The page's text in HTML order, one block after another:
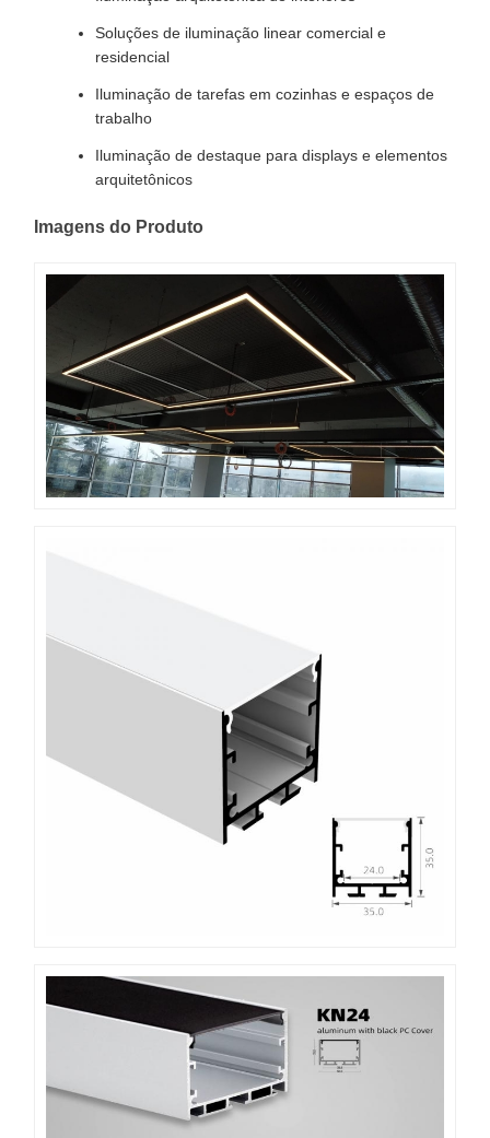
Soluções de iluminação linear comercial e
residencial
Iluminação de tarefas em cozinhas e espaços de
trabalho
Iluminação de destaque para displays e elementos
arquitetônicos
Imagens do Produto